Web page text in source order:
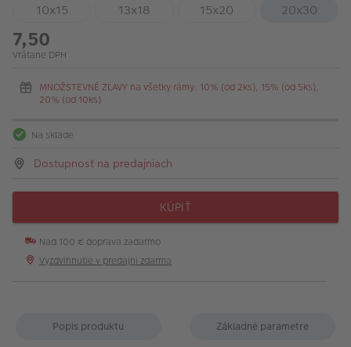
10x15
13x18 15x20 20x30
7,50
Vrátane DPH
MNOŽSTEVNÉ ZĽAVY na všetky rámy: 10% (od 2ks), 15% (od 5ks),
20% (od 10ks)
Na sklade
Dostupnosť na predajniach
KÚPIŤ
Nad 100 € doprava zadarmo
Vyzdvihnutie v predajni zdarma
Popis produktu Základné parametre